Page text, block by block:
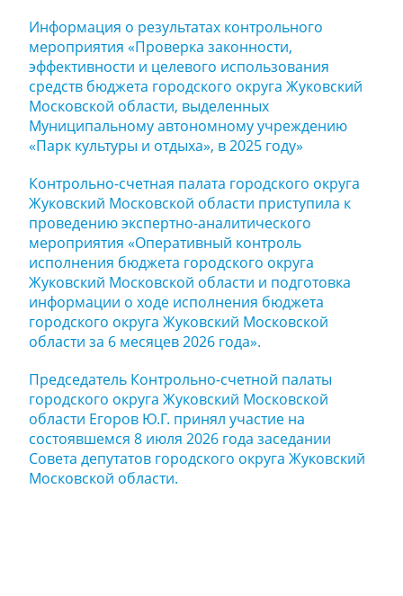
Информация о результатах контрольного
мероприятия «Проверка законности,
эффективности и целевого использования
средств бюджета городского округа Жуковский
Московской области, выделенных
Муниципальному автономному учреждению
«Парк культуры и отдыха», в 2025 году»
Контрольно-счетная палата городского округа
Жуковский Московской области приступила к
проведению экспертно-аналитического
мероприятия «Оперативный контроль
исполнения бюджета городского округа
Жуковский Московской области и подготовка
информации о ходе исполнения бюджета
городского округа Жуковский Московской
области за 6 месяцев 2026 года».
Председатель Контрольно-счетной палаты
городского округа Жуковский Московской
области Егоров Ю.Г. принял участие на
состоявшемся 8 июля 2026 года заседании
Совета депутатов городского округа Жуковский
Московской области.